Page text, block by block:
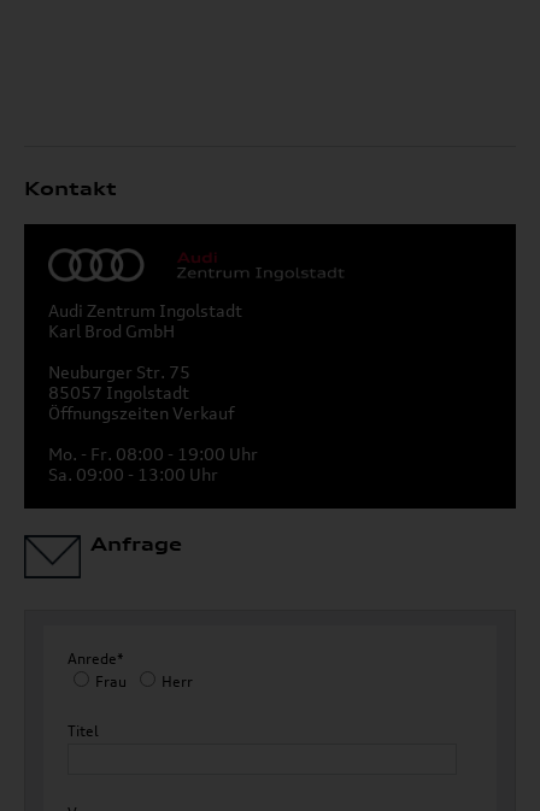
Kontakt
Audi Zentrum Ingolstadt
Karl Brod GmbH
Neuburger Str. 75
85057 Ingolstadt
Öffnungszeiten Verkauf
Mo. - Fr. 08:00 - 19:00 Uhr
Sa. 09:00 - 13:00 Uhr
Anfrage
Anrede*
Frau
Herr
Titel